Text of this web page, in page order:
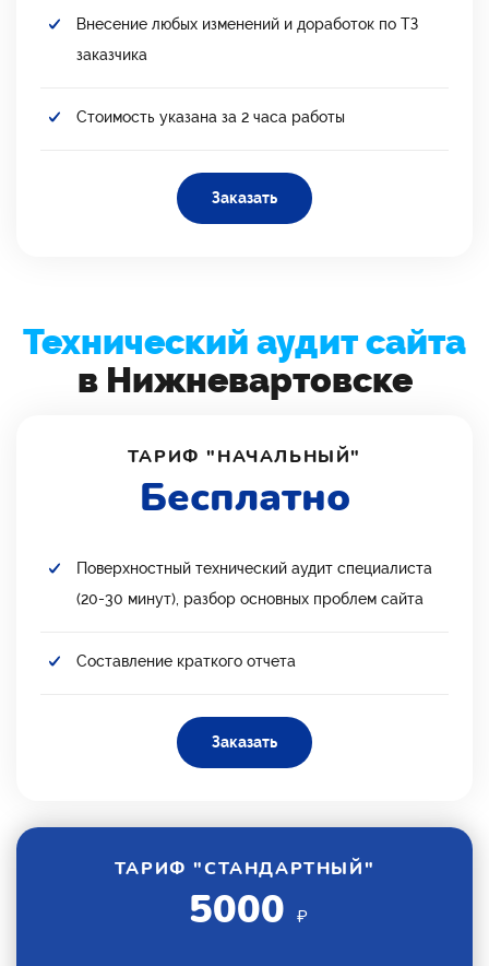
Внесение любых изменений и доработок по ТЗ
заказчика
Стоимость указана за 2 часа работы
Заказать
Технический аудит сайта
в Нижневартовске
ТАРИФ "НАЧАЛЬНЫЙ"
Бесплатно
Поверхностный технический аудит специалиста
(20-30 минут), разбор основных проблем сайта
Составление краткого отчета
Заказать
ТАРИФ "СТАНДАРТНЫЙ"
5000 ₽